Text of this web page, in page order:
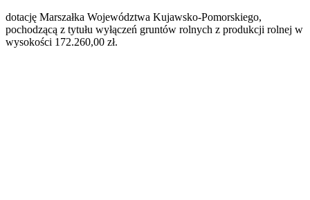
dotację Marszałka Województwa Kujawsko-Pomorskiego,
pochodzącą z tytułu wyłączeń gruntów rolnych z produkcji rolnej w
wysokości 172.260,00 zł.